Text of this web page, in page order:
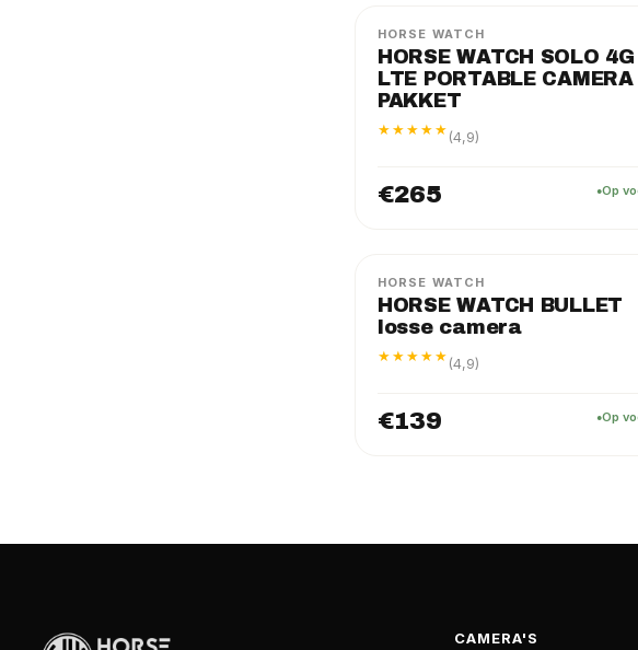
HORSE WATCH
HORSE WATCH SOLO 4G
LTE PORTABLE CAMERA
PAKKET
★★★★★ (4,9)
€265 Op
HORSE WATCH
HORSE WATCH BULLET
losse camera
★★★★★ (4,9)
€139 Op
CAMERA'S